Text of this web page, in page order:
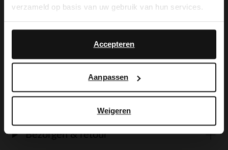
verzameld op basis van uw gebruik van hun services.
Accepteren
Aanpassen
Weigeren
Carbon Pro.
Alles over dit product
Bezorgen & retour
English